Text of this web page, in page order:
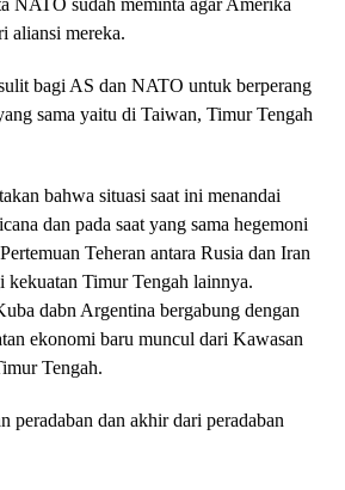
NATO sudah meminta agar Amerika
aliansi mereka.
bagi AS dan NATO untuk berperang
sama yaitu di Taiwan, Timur Tengah
bahwa situasi saat ini menandai
dan pada saat yang sama hegemoni
Teheran antara Rusia dan Iran
kekuatan Timur Tengah lainnya.
dabn Argentina bergabung dengan
ekonomi baru muncul dari Kawasan
Tengah.
peradaban dan akhir dari peradaban